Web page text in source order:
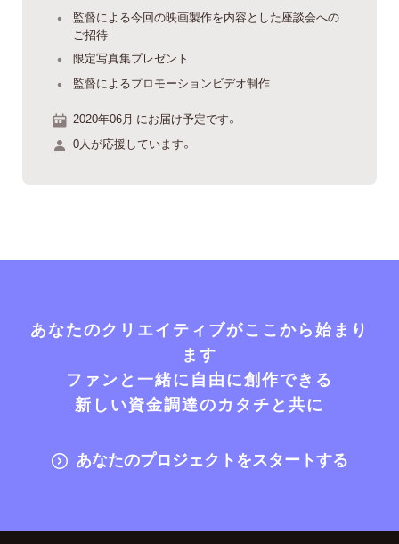
監督による今回の映画製作を内容とした座談会への
ご招待
限定写真集プレゼント
監督によるプロモーションビデオ制作
2020年06月 にお届け予定です。
0人が応援しています。
あなたのクリエイティブがここから始まり
ます
ファンと一緒に自由に創作できる
新しい資金調達のカタチと共に
あなたのプロジェクトをスタートする